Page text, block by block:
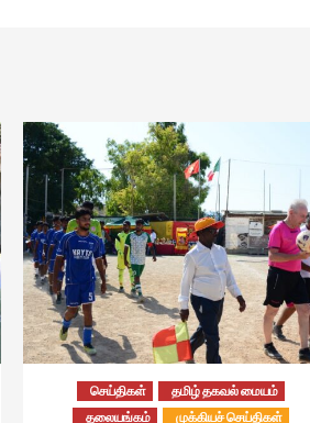
செய்திகள்
தமிழ் தகவல் மையம்
தலையங்கம்
முக்கியச் செய்திகள்